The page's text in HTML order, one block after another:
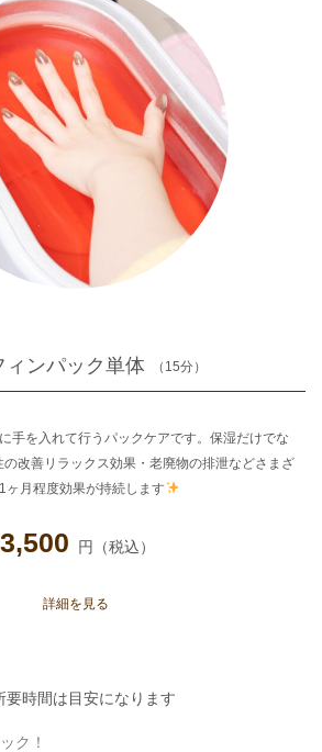
ィンパック単体 （15分）
手を入れて行うパックケアです。保湿だけでな
の改善リラックス効果・老廃物の排泄などさまざ
ヶ月程度効果が持続します
3,500 円（税込）
詳細を見る
時間は目安になります
ク！